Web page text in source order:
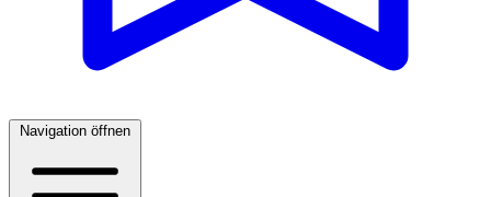
Navigation öffnen